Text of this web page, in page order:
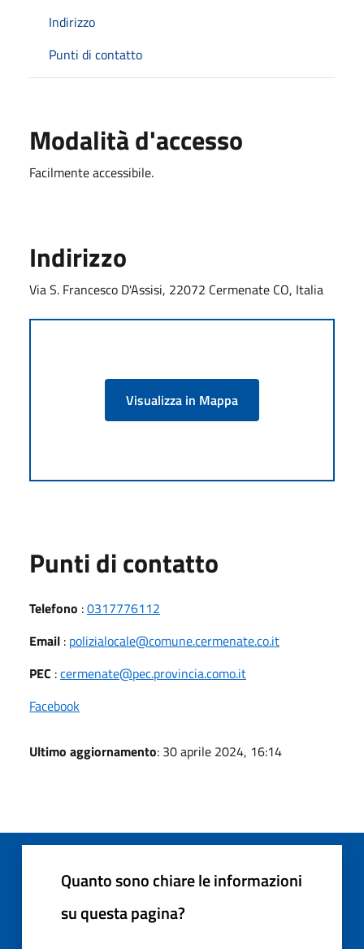
Indirizzo
Punti di contatto
Modalità d'accesso
Facilmente accessibile.
Indirizzo
Via S. Francesco D'Assisi, 22072 Cermenate CO, Italia
Visualizza in Mappa
Punti di contatto
Telefono :0317776112
Email : polizialocale@comune.cermenate.co.it
PEC :cermenate@pec.provincia.como.it
Facebook
Ultimo aggiornamento: 30 aprile 2024, 16:14
Quanto sono chiare le informazioni
su questa pagina?